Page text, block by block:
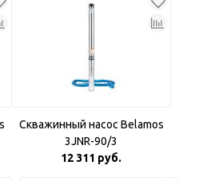
Скважинный насос Belamos
3JNR-90/3
12 311 руб.